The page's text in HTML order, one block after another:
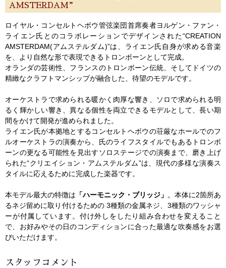
AMSTERDAM”
ロイヤル・コンセルトヘボウ管弦楽団首席奏者ヨルゲン・ファン・
ライエン氏とのコラボレーションでデザインされた“CREATION
AMSTERDAM(アムステルダム)”は、ライエン氏自身が求める音楽
を、より自然な形で表現できるトロンボーンとして完成。
オランダの芸術性、フランスのトロンボーン伝統、そしてドイツの
精緻なクラフトマンシップが融合した、待望のモデルです。
オーケストラで求められる暖かく肉厚な響き、ソロで求められる明
るく輝かしい響き、異なる個性を両立できるモデルとして、長い期
間をかけて開発が進められました。
ライエン氏が本拠地とするコンセルトヘボウの荘厳なホールでのフ
ルオーケストラの演奏から、氏のライフスタイルでもあるトロンボ
ーンの更なる可能性を見出すソロステージでの演奏まで、磨き上げ
られた“クリエイション・アムステルダム”は、現代の多様な演奏ス
タイルに応えるために完成した楽器です。
本モデル最大の特徴は 「ハーモニック・ブリッジ」 。本体に2箇所あ
るネジ留めに取り付けるための 3種類の金属ネジ、3種類のワッシャ
ーが付属しています。付け外しをしたり組み合わせを変えること
で、お好みやその日のコンディションに合った最適な吹奏感をお選
びいただけます。
スタッフコメント